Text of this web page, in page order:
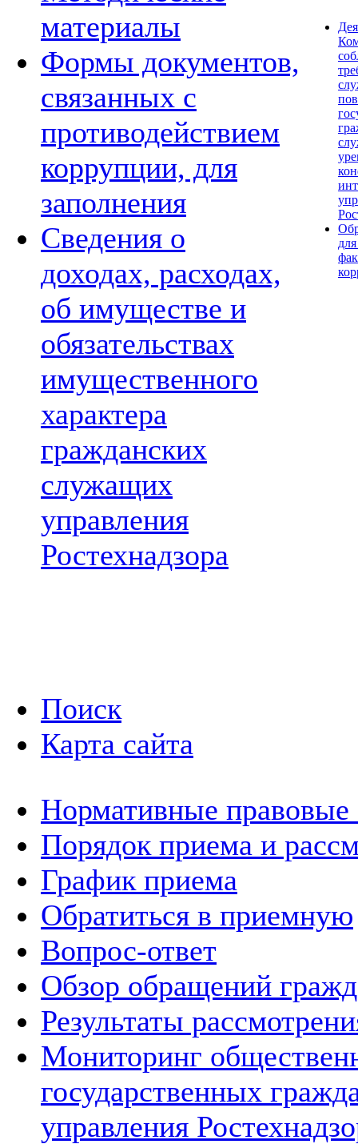
материалы
Формы документов,
связанных с
противодействием
коррупции, для
заполнения
Сведения о
доходах, расходах,
об имуществе и
обязательствах
имущественного
характера
гражданских
служащих
управления
Ростехнадзора
Поиск
Карта сайта
Нормативные правовые
Порядок приема и
График приема
Обратиться в приемную
Вопрос-ответ
Обзор обращений
Результаты
Мониторинг
государственных
управления